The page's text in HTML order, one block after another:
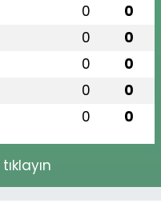
0 0
0 0
0 0
0 0
0 0